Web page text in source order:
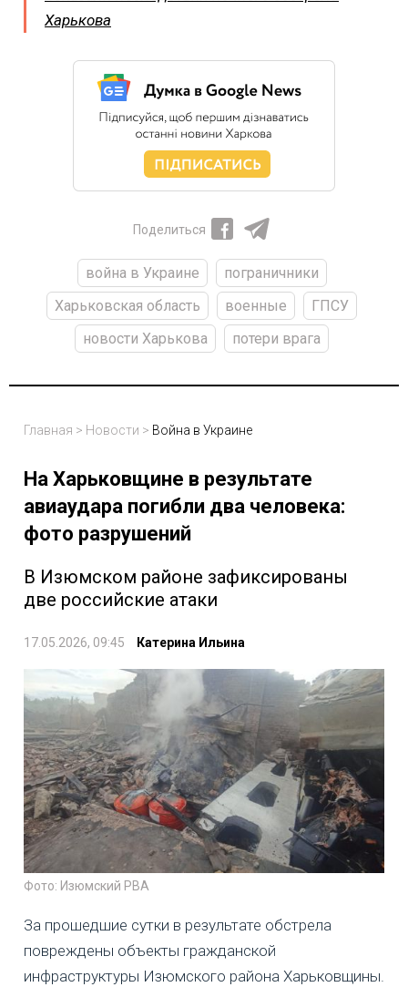
Харькова
Поделиться
война в Украине
пограничники
Харьковская область
военные
ГПСУ
новости Харькова
потери врага
Главная > Новости > Война в Украине
На Харьковщине в результате
авиаудара погибли два человека:
фото разрушений
В Изюмском районе зафиксированы
две российские атаки
17.05.2026, 09:45 Катерина Ильина
Фото: Изюмский РВА
За прошедшие сутки в результате обстрела
повреждены объекты гражданской
инфраструктуры Изюмского района Харьковщины.